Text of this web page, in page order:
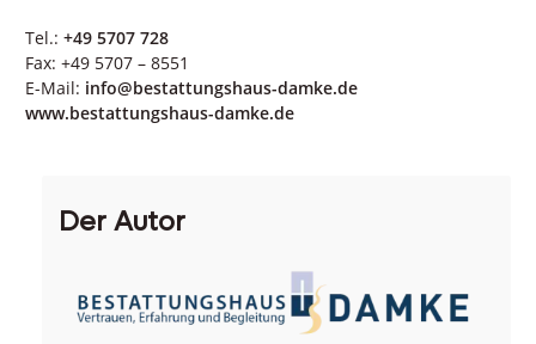
Tel.: +49 5707 728
Fax: +49 5707 – 8551
E-Mail: info@bestattungshaus-damke.de
www.bestattungshaus-damke.de
Der Autor